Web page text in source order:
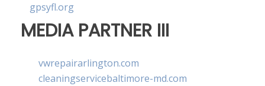
gpsyfl.org
MEDIA PARTNER III
vwrepairarlington.com
cleaningservicebaltimore-md.com